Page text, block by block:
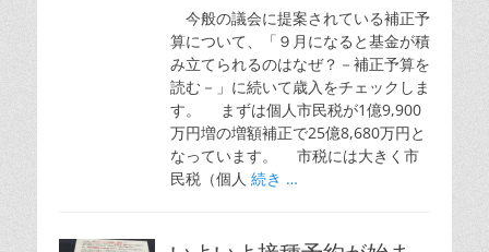
今般の議会に提案されている補正予
算について、「９月になると基金が積
み立てられるのはなぜ？－補正予算を
読む－」に続いて歳入をチェックしま
す。 まずは個人市民税が1億9,900
万円増の増額補正で25億8,680万円と
なっています。 市税には大きく市
民税（個人 続き …